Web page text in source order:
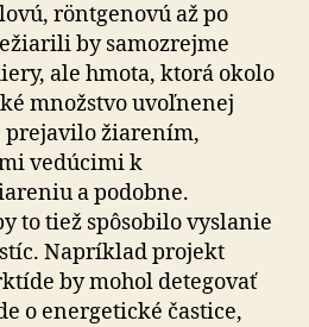
röntgenovú až po
by samozrejme
ale hmota, ktorá okolo
množstvo uvoľnenej
prejavilo žiarením,
vedúcimi k
a podobne.
to tiež spôsobilo vyslanie
Napríklad projekt
by mohol detegovať
o energetické častice,